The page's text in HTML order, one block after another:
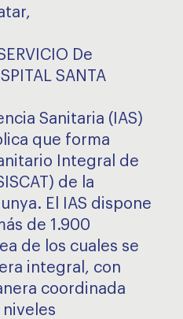
De
SANTA
Sanitaria (IAS)
que forma
Integral de
de la
El IAS dispone
de 1.900
de los cuales se
integral, con
coordinada